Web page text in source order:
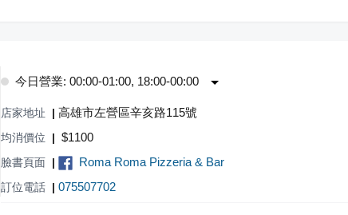
今日營業: 00:00-01:00, 18:00-00:00
店家地址 | 高雄市左營區辛亥路115號
均消價位 | $1100
臉書頁面 | Roma Roma Pizzeria & Bar
訂位電話 | 075507702